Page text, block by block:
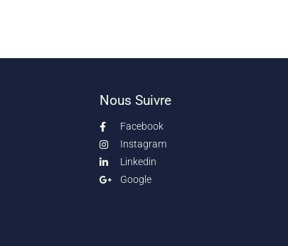
Nous Suivre
Facebook
Instagram
Linkedin
Google